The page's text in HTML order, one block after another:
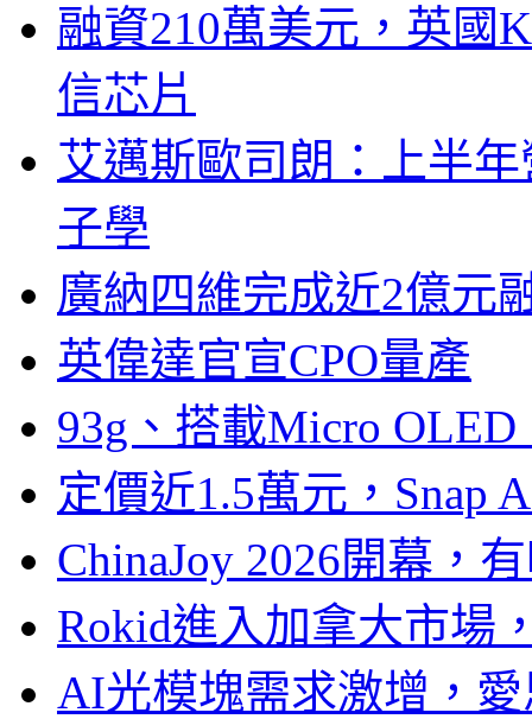
融資210萬美元，英國
信芯片
艾邁斯歐司朗：上半
子學
廣納四維完成近2億元
英偉達官宣CPO量產
93g、搭載Micro
定價近1.5萬元，Snap
ChinaJoy 2026開幕，
Rokid進入加拿大市場
AI光模塊需求激增，